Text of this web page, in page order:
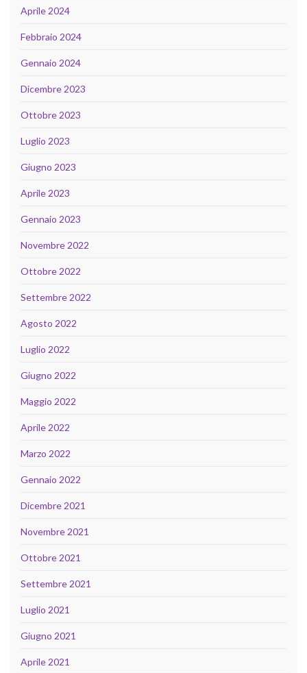
Aprile 2024
Febbraio 2024
Gennaio 2024
Dicembre 2023
Ottobre 2023
Luglio 2023
Giugno 2023
Aprile 2023
Gennaio 2023
Novembre 2022
Ottobre 2022
Settembre 2022
Agosto 2022
Luglio 2022
Giugno 2022
Maggio 2022
Aprile 2022
Marzo 2022
Gennaio 2022
Dicembre 2021
Novembre 2021
Ottobre 2021
Settembre 2021
Luglio 2021
Giugno 2021
Aprile 2021